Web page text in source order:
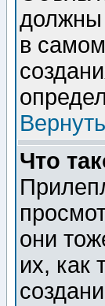
должны
в
Что
они
их, как